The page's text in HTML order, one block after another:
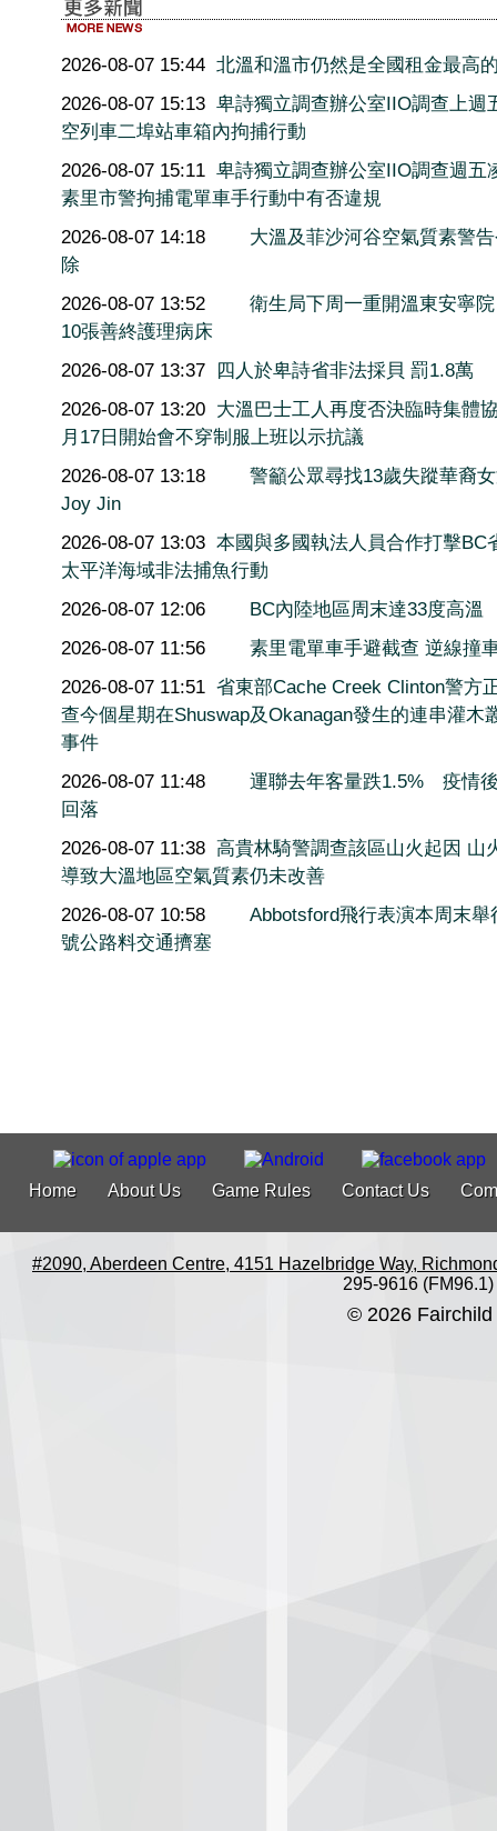
2026-08-07 15:44 北溫和溫市仍然是全國租金最高
2026-08-07 15:13 卑詩獨立調查辦公室IIO調查上週
空列車二埠站車箱內拘捕行動
2026-08-07 15:11 卑詩獨立調查辦公室IIO調查週五
素里市警拘捕電單車手行動中有否違規
2026-08-07 14:18
大溫及菲沙河谷空氣質素警
除
2026-08-07 13:52
衛生局下周一重開溫東安寧
10張善終護理病床
2026-08-07 13:37 四人於卑詩省非法採貝 罰1.8萬
2026-08-07 13:20 大溫巴士工人再度否決臨時集體
月17日開始會不穿制服上班以示抗議
2026-08-07 13:18
警籲公眾尋找13歲失蹤華裔
Joy Jin
2026-08-07 13:03 本國與多國執法人員合作打擊BC
太平洋海域非法捕魚行動
2026-08-07 12:06
BC內陸地區周末達33度高溫
2026-08-07 11:56
素里電單車手避截查 逆線撞
2026-08-07 11:51 省東部Cache Creek Clinton警方
查今個星期在Shuswap及Okanagan發生的連串灌木
事件
2026-08-07 11:48
運聯去年客量跌1.5% 疫情
回落
2026-08-07 11:38 高貴林騎警調查該區山火起因 山
導致大溫地區空氣質素仍未改善
2026-08-07 10:58
Abbotsford飛行表演本周末
號公路料交通擠塞
Home About Us Game Rules Contact Us
#2090, Aberdeen Centre, 4151 Hazelbridge Way,
295-9616 (FM96.1)
© 2026 Fairchild